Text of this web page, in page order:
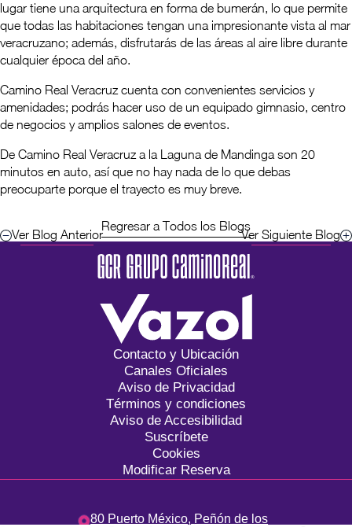
lugar tiene una arquitectura en forma de bumerán, lo que permite
que todas las habitaciones tengan una impresionante vista al mar
veracruzano; además, disfrutarás de las áreas al aire libre durante
cualquier época del año.
Camino Real Veracruz cuenta con convenientes servicios y
amenidades; podrás hacer uso de un equipado gimnasio, centro
de negocios y amplios salones de eventos.
De Camino Real Veracruz a la Laguna de Mandinga son 20
minutos en auto, así que no hay nada de lo que debas
preocuparte porque el trayecto es muy breve.
Ver Blog Anterior
Regresar a Todos los Blogs
Ver Siguiente Blog
Contacto y Ubicación
Canales Oficiales
Aviso de Privacidad
Términos y condiciones
Aviso de Accesibilidad
Suscríbete
Cookies
Modificar Reserva
80 Puerto México, Peñón de los